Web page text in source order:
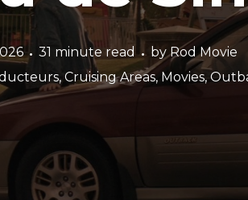
31 minute read byRod Movie
, Cruising Areas, Movies,